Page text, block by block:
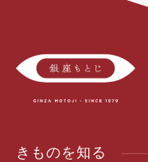
きものを知る